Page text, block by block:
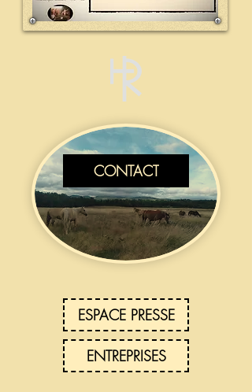
CONTACT
ESPACE PRESSE
ENTREPRISES